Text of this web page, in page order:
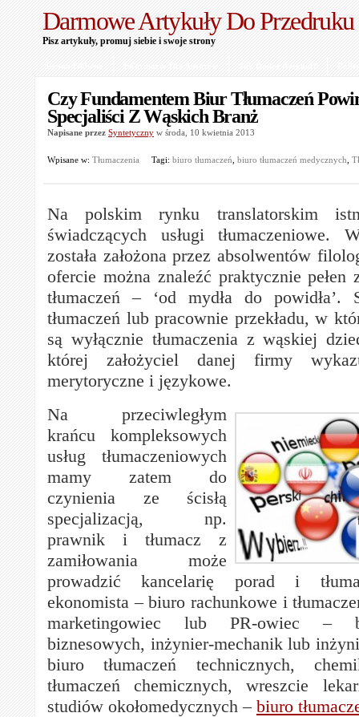
Darmowe Artykuły Do Przedruku
Pisz artykuły, promuj siebie i swoje strony
Czy Fundamentem Biur Tłumaczeń
Specjaliści Z Wąskich Branż
Napisane przez Syntetyczny w środa, 10 kwietnia 2013
Wpisane w: Tłumaczenia Tagi: biuro tłumaczeń biuro tłumaczeń medycznych
Na polskim rynku translatorskim
świadczących usługi tłumaczeniowe.
została założona przez absolwentów
ofercie można znaleźć praktycznie pełen
tłumaczeń – ‘od mydła do powidła’.
tłumaczeń lub pracownie przekładu, w
są wyłącznie tłumaczenia z wąskiej
której założyciel danej firmy
merytoryczne i językowe.
Na przeciwległym
krańcu kompleksowych
usług tłumaczeniowych
mamy zatem do
czynienia ze ścisłą
specjalizacją, np.
prawnik i tłumacz z
zamiłowania może
prowadzić kancelarię porad i
ekonomista – biuro rachunkowe i
marketingowiec lub PR-owiec –
biznesowych, inżynier-mechanik lub
biuro tłumaczeń technicznych,
tłumaczeń chemicznych, wreszcie
studiów okołomedycznych – biuro